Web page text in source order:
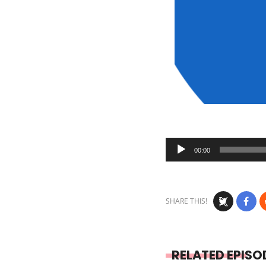
Audio
Player
00:00
SHARE THIS!
RELATED